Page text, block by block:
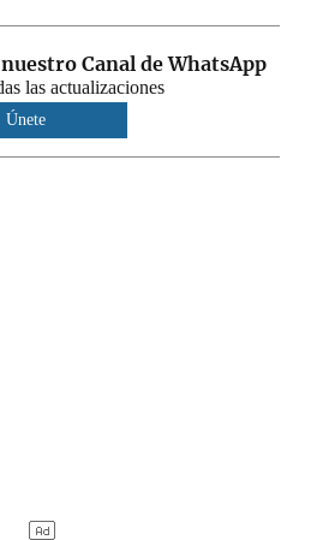
Canal de WhatsApp
las actualizaciones
Únete